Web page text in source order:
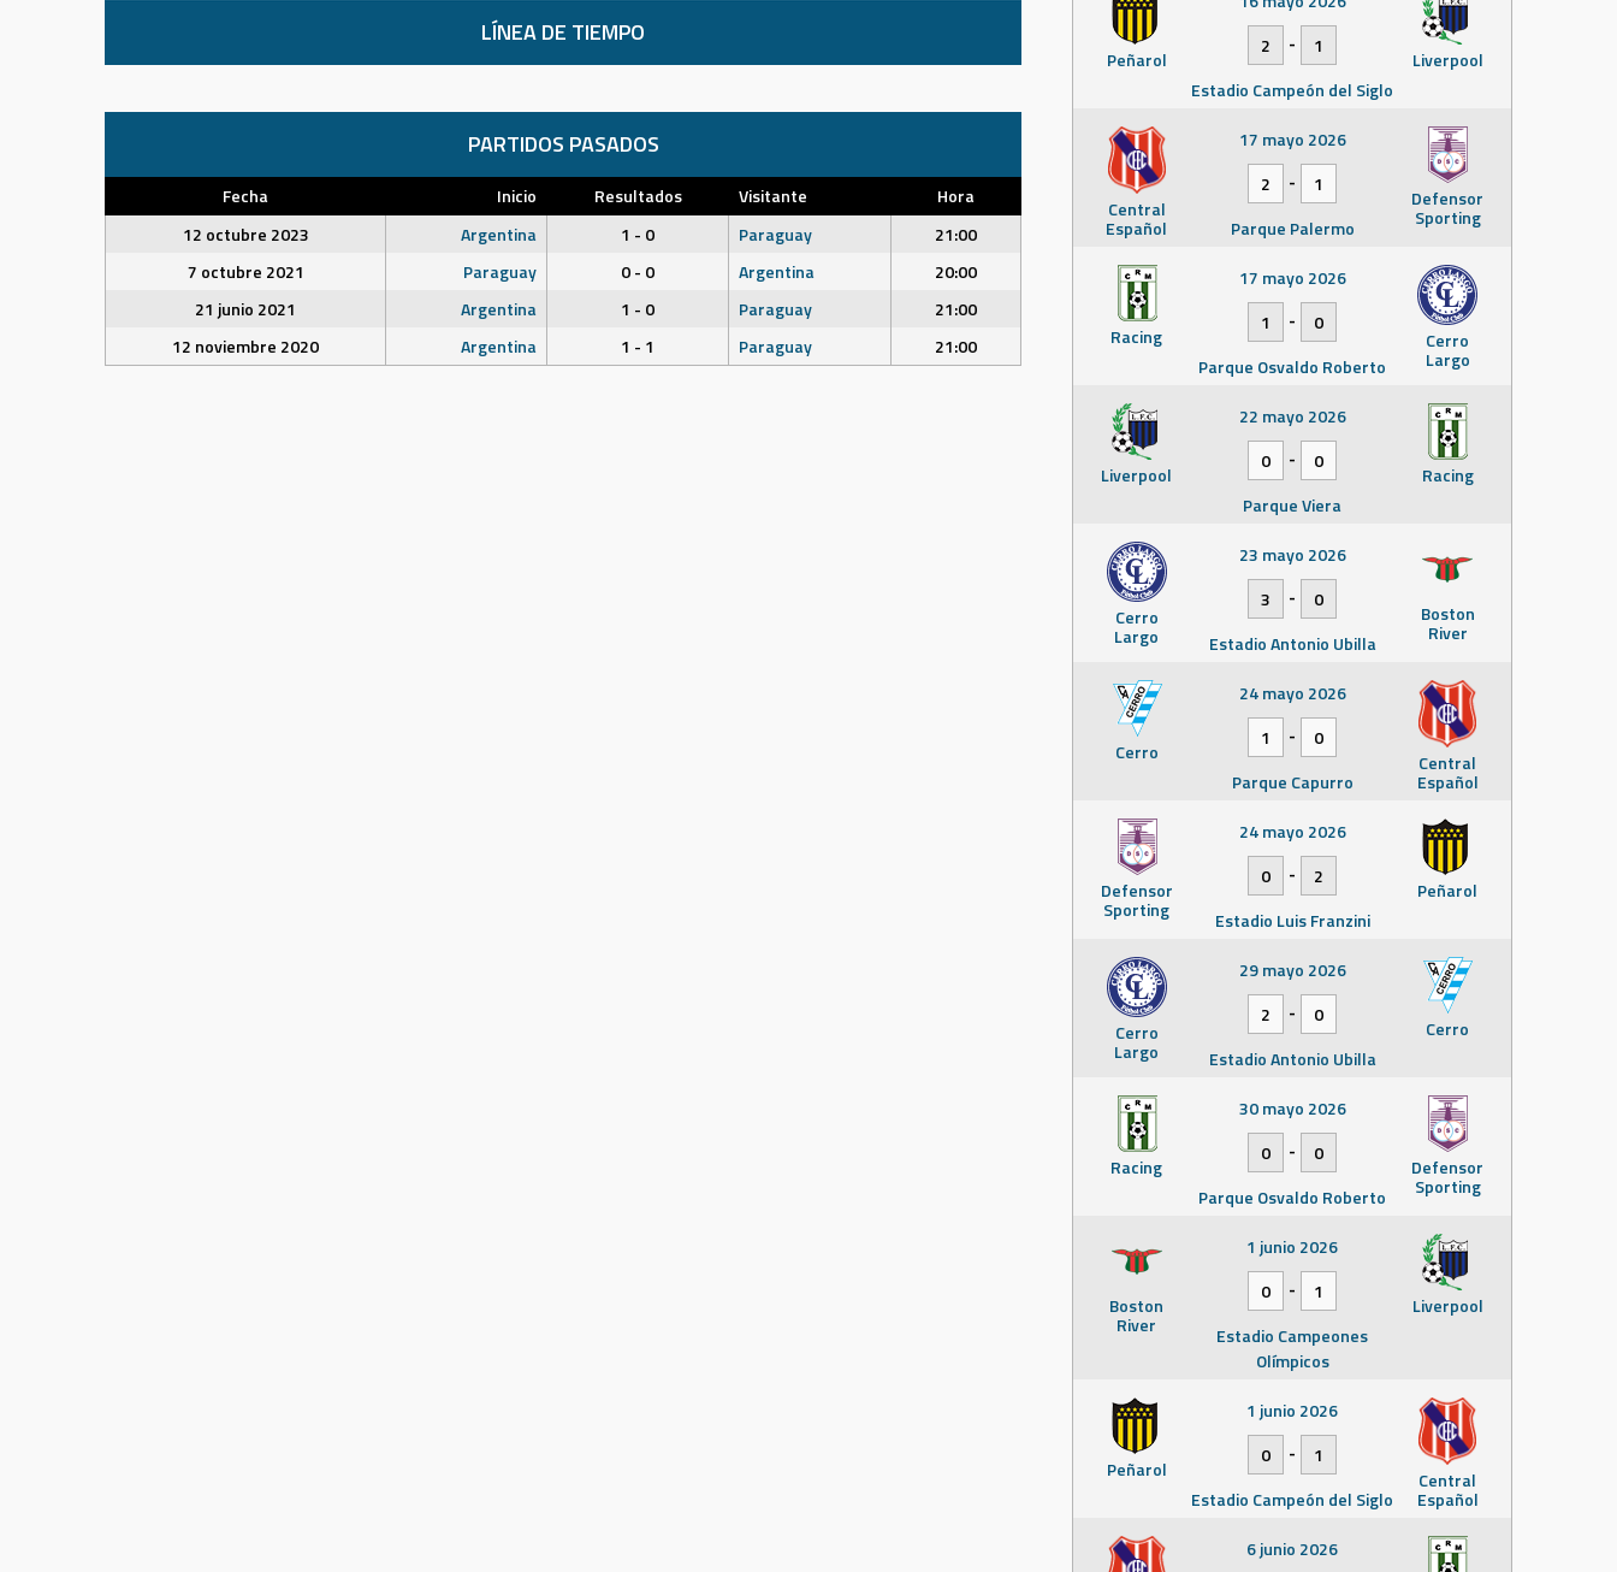
LÍNEA DE TIEMPO
PARTIDOS PASADOS
Fecha Inicio Resultados Visitante
Hora
12 octubre 2023
Argentina 1 - 0 Paraguay
21:00
7 octubre 2021
Paraguay 0 - 0 Argentina
20:00
21 junio 2021
Argentina 1 - 0 Paraguay
21:00
12 noviembre 2020
Argentina 1 - 1 Paraguay 21:00
Peñarol Liverpool
2
-
1
Estadio Campeón del Siglo
Central
Español
Defensor
Sporting
17 mayo 2026
2
-
1
Parque Palermo
Racing Cerro
Largo
17 mayo 2026
1
-
0
Parque Osvaldo Roberto
Liverpool Racing
22 mayo 2026
0
-
0
Parque Viera
Cerro
Largo
Boston
River
23 mayo 2026
3
-
0
Estadio Antonio Ubilla
Cerro Central
Español
24 mayo 2026
1
-
0
Parque Capurro
Defensor
Sporting
Peñarol
24 mayo 2026
0
-
2
Estadio Luis Franzini
Cerro
Largo
Cerro
29 mayo 2026
2
-
0
Estadio Antonio Ubilla
Racing Defensor
Sporting
30 mayo 2026
0
-
0
Parque Osvaldo Roberto
Boston
River
Liverpool
1 junio 2026
0
-
1
Estadio Campeones
Olímpicos
Peñarol Central
Español
1 junio 2026
0
-
1
Estadio Campeón del Siglo
6 junio 2026